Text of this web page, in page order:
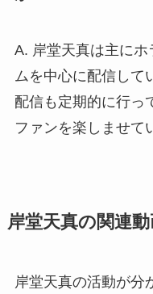
A. 岸堂天真は主に
ムを中心に配信して
配信も定期的に行っ
ファンを楽しませて
岸堂天真の関連
岸堂天真の活動が分